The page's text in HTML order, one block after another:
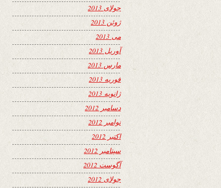
جولای 2013
ژوئن 2013
می 2013
آوریل 2013
مارس 2013
فوریه 2013
ژانویه 2013
دسامبر 2012
نوامبر 2012
اکتبر 2012
سپتامبر 2012
آگوست 2012
جولای 2012